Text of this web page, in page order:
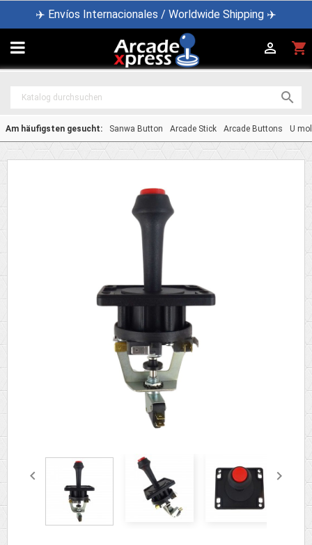
✈️ Envíos Internacionales / Worldwide Shipping ✈️
 shopping_cart


Am häufigsten gesucht: Sanwa Button Arcade Stick Arcade Buttons U
 